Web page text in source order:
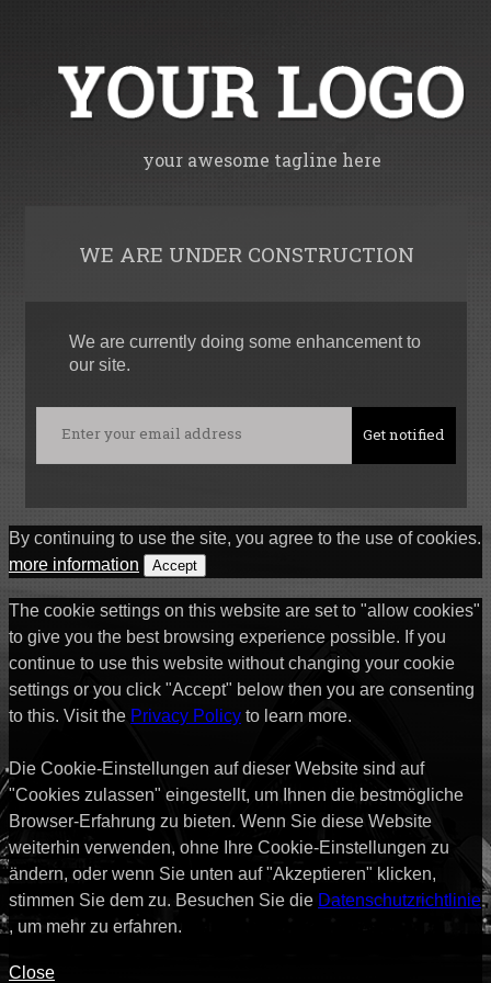
your awesome tagline here
WE ARE UNDER CONSTRUCTION
We are currently doing some enhancement to
our site.
By continuing to use the site, you agree to the use of cookies.
more information
Accept
The cookie settings on this website are set to "allow cookies"
to give you the best browsing experience possible. If you
continue to use this website without changing your cookie
settings or you click "Accept" below then you are consenting
to this. Visit the Privacy Policy to learn more.
Die Cookie-Einstellungen auf dieser Website sind auf
"Cookies zulassen" eingestellt, um Ihnen die bestmögliche
Browser-Erfahrung zu bieten. Wenn Sie diese Website
weiterhin verwenden, ohne Ihre Cookie-Einstellungen zu
ändern, oder wenn Sie unten auf "Akzeptieren" klicken,
stimmen Sie dem zu. Besuchen Sie die Datenschutzrichtlinie
, um mehr zu erfahren.
Close